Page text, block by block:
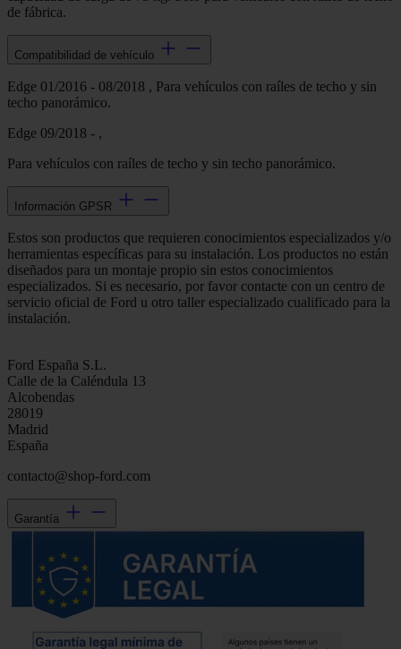
de fábrica.
Compatibilidad de vehículo
Edge 01/2016 - 08/2018 , Para vehículos con raíles de techo y sin
techo panorámico.
Edge 09/2018 - ,
Para vehículos con raíles de techo y sin techo panorámico.
Información GPSR
Estos son productos que requieren conocimientos especializados y/o
herramientas específicas para su instalación. Los productos no están
diseñados para un montaje propio sin estos conocimientos
especializados. Si es necesario, por favor contacte con un centro de
servicio oficial de Ford u otro taller especializado cualificado para la
instalación.
Ford España S.L.
Calle de la Caléndula 13
Alcobendas
28019
Madrid
España
contacto@shop-ford.com
Garantía